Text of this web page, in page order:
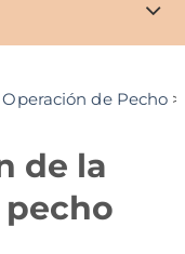
de Pecho
de la